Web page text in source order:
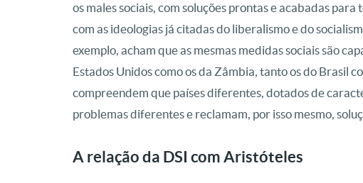
os males sociais, com soluções prontas e acabadas
com as ideologias já citadas do liberalismo e do
exemplo, acham que as mesmas medidas sociais são
Estados Unidos como os da Zâmbia, tanto os do Brasil
compreendem que países diferentes, dotados de
problemas diferentes e reclamam, por isso mesmo,
A relação da DSI com Aristóteles